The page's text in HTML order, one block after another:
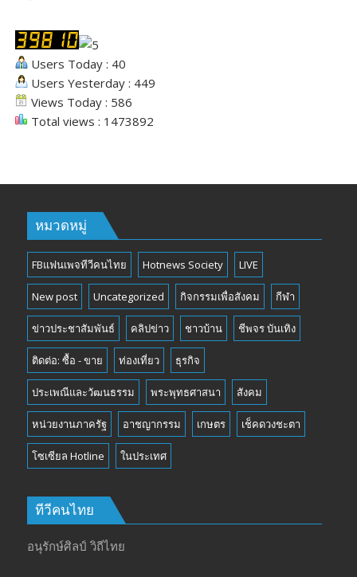
Users Today : 40
Users Yesterday : 449
Views Today : 586
Total views : 1473892
หมวดหมู่
FBแฟนเพจทีวีคนไทย Hotnews Society LIVE
New post Uncategorized กิจกรรมเพื่อสังคม กีฬา
ข่าวประชาสัมพันธ์ คลิปข่าว ชาวบ้าน ชีพจร บันเทิง
ติดต่อ: ซื้อ - ขาย ท่องเที่ยว ธุรกิจ
ประเพณีและวัฒนธรรม พระพุทธศาสนา สังคม
หน่วยงานภาครัฐ อาชญากรรม เกษตร เช็คดวงชะตา
โซเซียล Hotline ในประเทศ
ทีวีคนไทย
อนุรักษ์ศิลป์ วิถีไทย